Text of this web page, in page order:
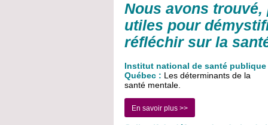
Nous avons
utiles pour
réfléchir sur la
Institut national de santé publique
Québec : Les déterminants de la
santé mentale.
En savoir plus >>